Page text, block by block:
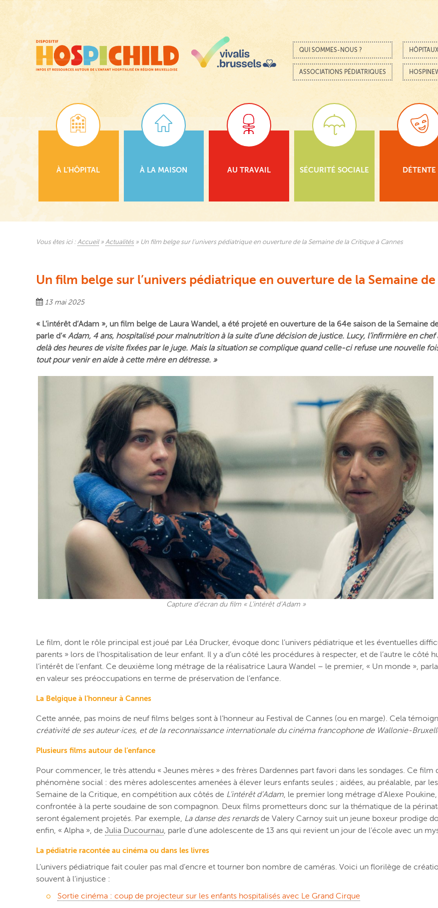
principal
Menu
Passer au contenu
QUI SOMMES-NOUS ?
ASSOCIATIONS PÉDIATRIQUES
À L’HÔPITAL À LA MAISON AU TRAVAIL SÉCURITÉ SOCIALE DÉTENTE
Vous êtes ici : Accueil» Actualités » Un film belge sur l’univers pédiatrique en ouverture de la Semaine de la Critique à Cannes
Un film belge sur l’univers pédiatrique en ouverture de la Semaine
13 mai 2025
« L’intérêt d’Adam », un film belge de Laura Wandel, a été projeté en ouverture de la 64e saison de la Semaine
parle d’«Adam, 4 ans, hospitalisé pour malnutrition à la suite d’une décision de justice. Lucy, l’infirmière en
delà des heures de visite fixées par le juge. Mais la situation se complique quand celle-ci refuse une nouvelle
tout pour venir en aide à cette mère en détresse. »
Capture d’écran du film « L’intérêt d’Adam »
Le film, dont le rôle principal est joué par Léa Drucker, évoque donc l’univers pédiatrique et les éventuelles
parents » lors de l’hospitalisation de leur enfant. Il y a d’un côté les procédures à respecter, et de l’autre le côté
l’intérêt de l’enfant. Ce deuxième long métrage de la réalisatrice Laura Wandel – le premier, « Un monde »,
en valeur ses préoccupations en terme de préservation de l’enfance.
La Belgique à l’honneur à Cannes
Cette année, pas moins de neuf films belges sont à l’honneur au Festival de Cannes (ou en marge). Cela
créativité de ses auteur·ices, et de la reconnaissance internationale du cinéma francophone de Wallonie-
Plusieurs films autour de l’enfance
Pour commencer, le très attendu « Jeunes mères » des frères Dardennes part favori dans les sondages. Ce
phénomène social : des mères adolescentes amenées à élever leurs enfants seules ; aidées, au préalable, par
Semaine de la Critique, en compétition aux côtés de L’intérêt d’Adam, le premier long métrage d’Alexe Poukine,
confrontée à la perte soudaine de son compagnon. Deux films prometteurs donc sur la thématique de la
seront également projetés. Par exemple, La danse des renardsde Valery Carnoy suit un jeune boxeur prodige
enfin, « Alpha », de Julia Ducournau, parle d’une adolescente de 13 ans qui revient un jour de l’école avec un
La pédiatrie racontée au cinéma ou dans les livres
L’univers pédiatrique fait couler pas mal d’encre et tourner bon nombre de caméras. Voici un florilège de
souvent à l’injustice :
Sortie cinéma : coup de projecteur sur les enfants hospitalisés avec Le Grand Cirque